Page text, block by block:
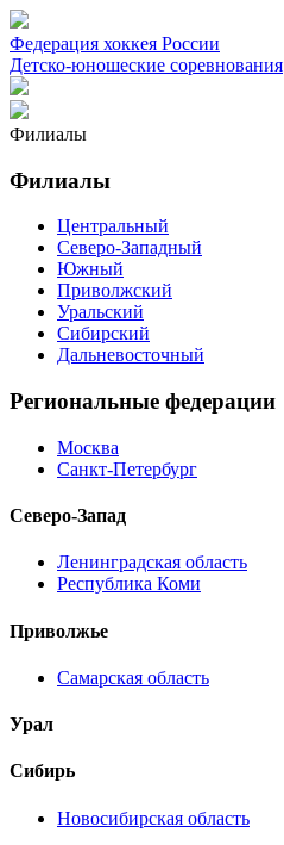
Федерация хоккея России
Детско-юношеские соревнования
Филиалы
Филиалы
Центральный
Северо-Западный
Южный
Приволжский
Уральский
Сибирский
Дальневосточный
Региональные федерации
Москва
Санкт-Петербург
Северо-Запад
Ленинградская область
Республика Коми
Приволжье
Самарская область
Урал
Сибирь
Новосибирская область